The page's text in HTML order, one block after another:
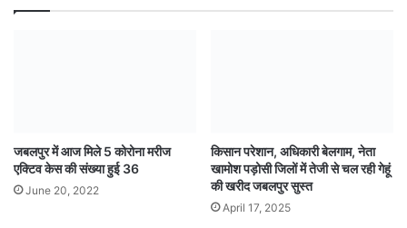
जबलपुर में आज मिले 5 कोरोना मरीज
एक्टिव केस की संख्या हुई 36
June 20, 2022
किसान परेशान, अधिकारी बेलगाम, नेता
खामोश पड़ोसी जिलों में तेजी से चल रही गेहूं
की खरीद जबलपुर सुस्त
April 17, 2025